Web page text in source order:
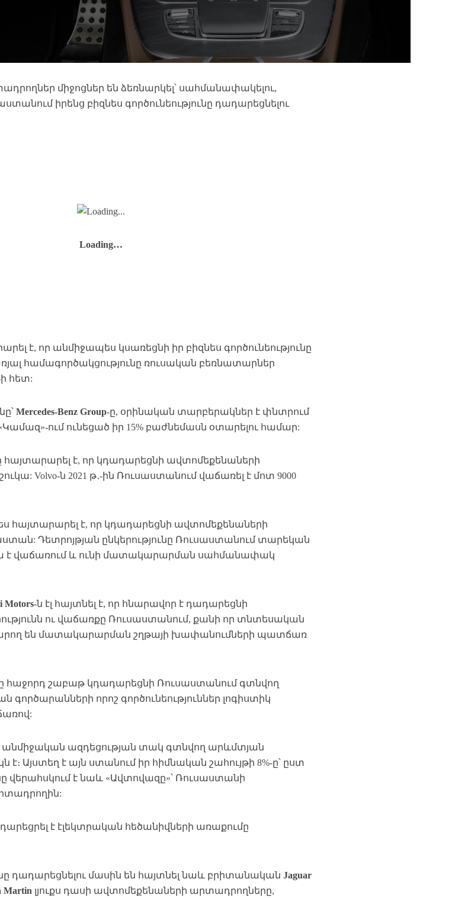
միջոցներ են ձեռնարկել՝ սահմանափակելու,
իրենց բիզնես գործունեությունը դադարեցնելու
Loading…
է, որ անմիջապես կսառեցնի իր բիզնես գործունեությունը
համագործակցությունը ռուսական բեռնատարներ
հետ:
Mercedes-Benz Group-ը, օրինական տարբերակներ է փնտրում
ում ունեցած իր 15% բաժնեմասն օտարելու համար:
հայտարարել է, որ կդադարեցնի ավտոմեքենաների
Volvo-ն 2021 թ․-ին Ռուսաստանում վաճառել է մոտ 9000
հայտարարել է, որ կդադարեցնի ավտոմեքենաների
Դետրոյթյան ընկերությունը Ռուսաստանում տարեկան
է վաճառում և ունի մատակարարման սահմանափակ
Motors-ն էլ հայտնել է, որ հնարավոր է դադարեցնի
ու վաճառքը Ռուսաստանում, քանի որ տնտեսական
են մատակարարման շղթայի խափանումների պատճառ
հաջորդ շաբաթ կդադարեցնի Ռուսաստանում գտնվող
գործարանների որոշ գործունեություններ լոգիստիկ
անմիջական ազդեցության տակ գտնվող արևմտյան
է։ Այստեղ է այն ստանում իր հիմնական շահույթի 8%-ը՝ ըստ
վերահսկում է նաև «Ավտովազը»՝ Ռուսաստանի
է էլեկտրական հեծանիվների առաքումը
դադարեցնելու մասին են հայտնել նաև բրիտանականJaguar
Martin լյուքս դասի ավտոմեքենաների արտադրողները,